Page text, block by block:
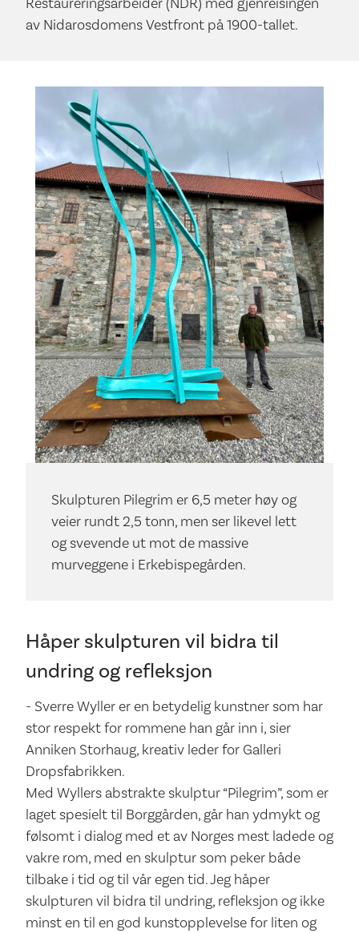
av Nidarosdomens Vestfront på 1900-tallet.
Skulpturen Pilegrim er 6,5 meter høy og
veier rundt 2,5 tonn, men ser likevel lett
og svevende ut mot de massive
murveggene i Erkebispegården.
Håper skulpturen vil bidra til
undring og refleksjon
- Sverre Wyller er en betydelig kunstner som har
stor respekt for rommene han går inn i, sier
Anniken Storhaug, kreativ leder for Galleri
Dropsfabrikken.
Med Wyllers abstrakte skulptur “Pilegrim”, som er
laget spesielt til Borggården, går han ydmykt og
følsomt i dialog med et av Norges mest ladede og
vakre rom, med en skulptur som peker både
tilbake i tid og til vår egen tid. Jeg håper
skulpturen vil bidra til undring, refleksjon og ikke
minst en til en god kunstopplevelse for liten og